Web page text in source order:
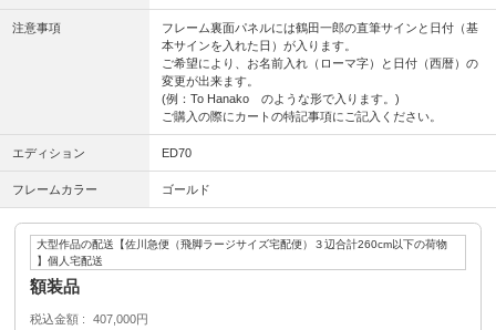
注意事項
フレーム裏面パネルには鶴田一郎の直筆サインと日付（基
本サインを入れた日）が入ります。
ご希望により、お名前入れ（ローマ字）と日付（西暦）の
変更が出来ます。
(例：To Hanako のような形で入ります。)
ご購入の際にカートの特記事項にご記入ください。
エディション ED70
フレームカラー ゴールド
大型作品の配送【佐川急便（飛脚ラージサイズ宅配便）３辺合計260cm以下の荷物
】個人宅配送
額装品
税込金額
407,000円